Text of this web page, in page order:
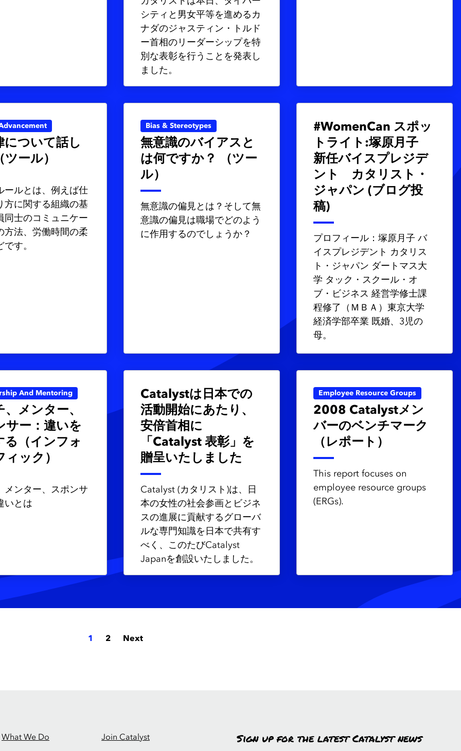
シティと男女平等を進めるカ
ナダのジャスティン・トルド
ー首相のリーダーシップを特
別な表彰を行うことを発表し
ました。
について話し
ツール）
ールとは、例えば仕
方に関する組織の基
同士のコミュニケー
方法、労働時間の柔
です。
Bias & Stereotypes
無意識のバイアスと
は何ですか？ （ツー
ル）
無意識の偏見とは？そして無
意識の偏見は職場でどのよう
に作用するのでしょうか？
#WomenCan スポッ
トライト:塚原月子
新任バイスプレジデ
ント カタリスト・
ジャパン (ブログ投
稿)
プロフィール：塚原月子 バ
イスプレジデント カタリス
ト・ジャパン ダートマス大
学 タック・スクール・オ
ブ・ビジネス 経営学修士課
程修了（ＭＢＡ）東京大学
経済学部卒業 既婚、3児の
母。
And Mentoring
、メンター、
サー：違いを
る（インフォ
ィック）
メンター、スポンサ
いとは
Catalystは日本での
活動開始にあたり、
安倍首相に
「Catalyst 表彰」を
贈呈いたしました
Catalyst (カタリスト)は、日
本の女性の社会参画とビジネ
スの進展に貢献するグローバ
ルな専門知識を日本で共有す
べく、このたびCatalyst
Japanを創設いたしました。
Employee Resource Groups
2008 Catalystメン
バーのベンチマーク
（レポート）
This report focuses on
employee resource groups
(ERGs).
1 2 Next
What We Do Join Catalyst Sign up for the latest Catalyst news